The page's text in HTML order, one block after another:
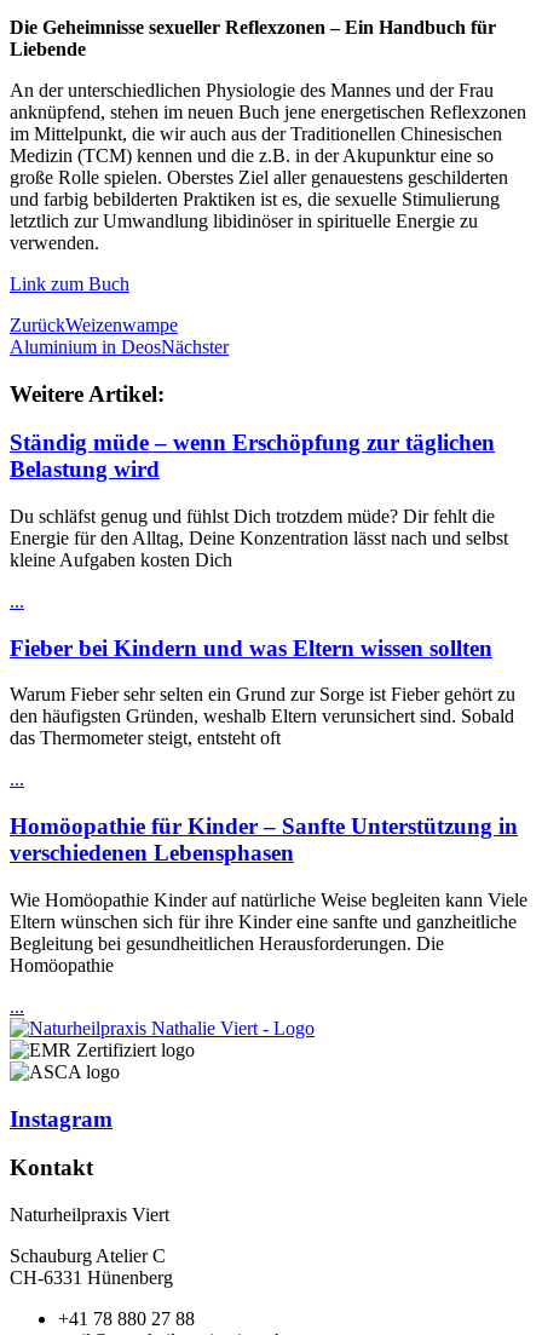
Die Geheimnisse sexueller Reflexzonen – Ein Handbuch für
Liebende
An der unterschiedlichen Physiologie des Mannes und der Frau
anknüpfend, stehen im neuen Buch jene energetischen Reflexzonen
im Mittelpunkt, die wir auch aus der Traditionellen Chinesischen
Medizin (TCM) kennen und die z.B. in der Akupunktur eine so
große Rolle spielen. Oberstes Ziel aller genauestens geschilderten
und farbig bebilderten Praktiken ist es, die sexuelle Stimulierung
letztlich zur Umwandlung libidinöser in spirituelle Energie zu
verwenden.
Link zum Buch
ZurückWeizenwampe
Aluminium in DeosNächster
Weitere Artikel:
Ständig müde – wenn Erschöpfung zur täglichen
Belastung wird
Du schläfst genug und fühlst Dich trotzdem müde? Dir fehlt die
Energie für den Alltag, Deine Konzentration lässt nach und selbst
kleine Aufgaben kosten Dich
...
Fieber bei Kindern und was Eltern wissen sollten
Warum Fieber sehr selten ein Grund zur Sorge ist Fieber gehört zu
den häufigsten Gründen, weshalb Eltern verunsichert sind. Sobald
das Thermometer steigt, entsteht oft
...
Homöopathie für Kinder – Sanfte Unterstützung in
verschiedenen Lebensphasen
Wie Homöopathie Kinder auf natürliche Weise begleiten kann Viele
Eltern wünschen sich für ihre Kinder eine sanfte und ganzheitliche
Begleitung bei gesundheitlichen Herausforderungen. Die
Homöopathie
...
Instagram
Kontakt
Naturheilpraxis Viert
Schauburg Atelier C
CH-6331 Hünenberg
+41 78 880 27 88